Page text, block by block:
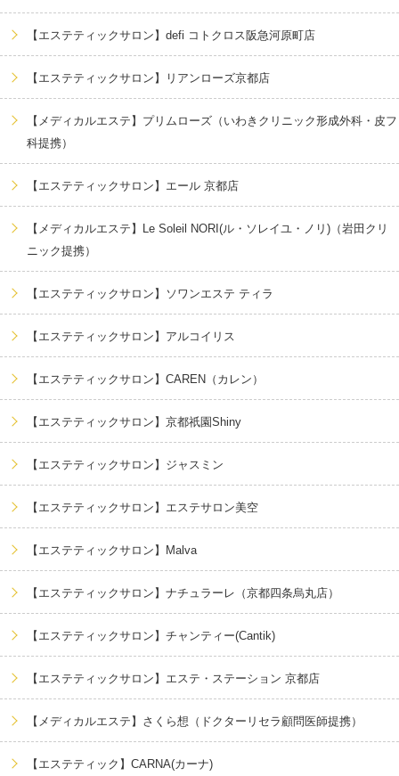
【エステティックサロン】defi コトクロス阪急河原町店
【エステティックサロン】リアンローズ京都店
【メディカルエステ】プリムローズ（いわきクリニック形成外科・皮フ
科提携）
【エステティックサロン】エール 京都店
【メディカルエステ】Le Soleil NORI(ル・ソレイユ・ノリ)（岩田クリ
ニック提携）
【エステティックサロン】ソワンエステ ティラ
【エステティックサロン】アルコイリス
【エステティックサロン】CAREN（カレン）
【エステティックサロン】京都祇園Shiny
【エステティックサロン】ジャスミン
【エステティックサロン】エステサロン美空
【エステティックサロン】Malva
【エステティックサロン】ナチュラーレ（京都四条烏丸店）
【エステティックサロン】チャンティー(Cantik)
【エステティックサロン】エステ・ステーション 京都店
【メディカルエステ】さくら想（ドクターリセラ顧問医師提携）
【エステティック】CARNA(カーナ)